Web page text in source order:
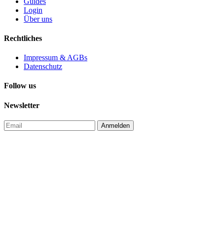
Login
Über uns
Rechtliches
Impressum & AGBs
Datenschutz
Follow us
Newsletter
Anmelden